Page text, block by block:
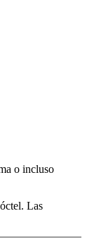
o incluso
Las